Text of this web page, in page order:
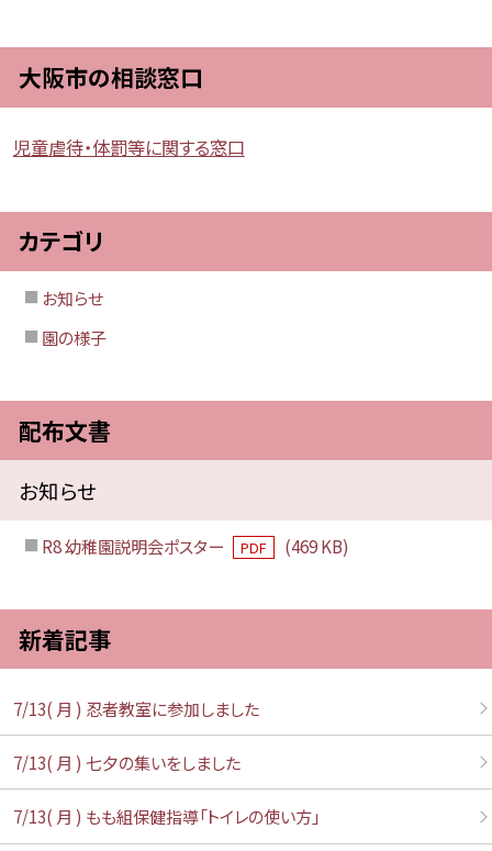
大阪市の相談窓口
児童虐待・体罰等に関する窓口
カテゴリ
お知らせ
園の様子
配布文書
お知らせ
R8 幼稚園説明会ポスター PDF (469 KB)
新着記事
7/13( 月 ) 忍者教室に参加しました
7/13( 月 ) 七夕の集いをしました
7/13( 月 ) もも組保健指導「トイレの使い方」